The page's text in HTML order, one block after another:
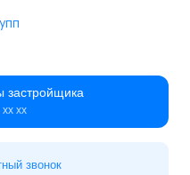
застройщика
хх
звонок